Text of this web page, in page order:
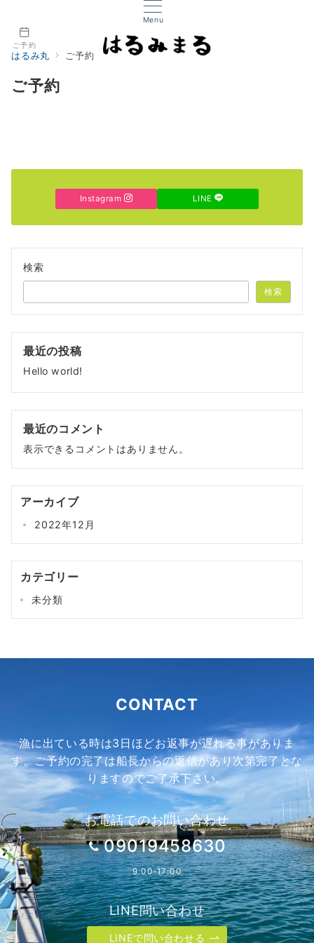
Menu
ご予約
はるみ丸 ご予約
ご予約
Instagram LINE
検索
検索
最近の投稿
Hello world!
最近のコメント
表示できるコメントはありません。
アーカイブ
2022年12月
カテゴリー
未分類
CONTACT
漁に出ている時は3日ほどお返事が遅れる事がありま
す。ご予約の完了は船長からの返信があり次第完了とな
りますのでご了承下さい。
お電話でのお問い合わせ
09019458630
9:00-17:00
LINE問い合わせ
LINEで問い合わせる